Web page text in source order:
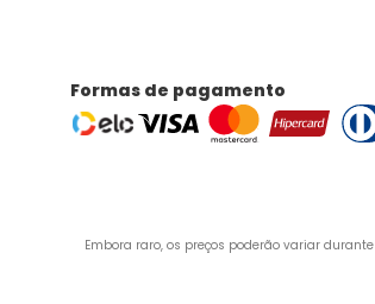
Formas de pagamento
Embora raro, os preços poderão variar